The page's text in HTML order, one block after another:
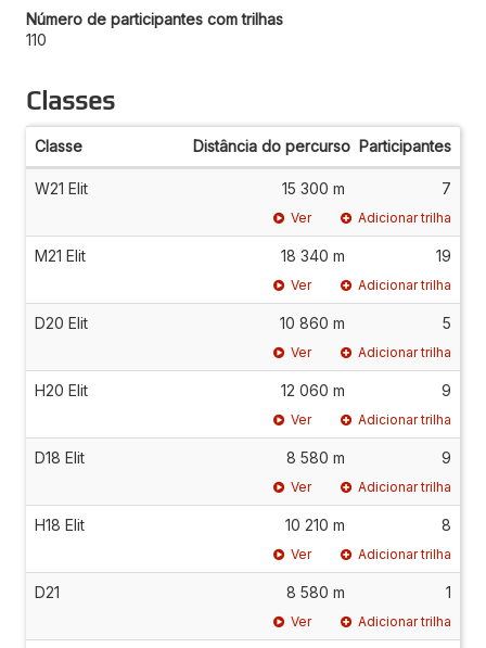
Número de participantes com trilhas
110
Classes
Classe Distância do percurso Participantes
W21 Elit 15 300 m 7
Ver Adicionar trilha
M21 Elit 18 340 m 19
Ver Adicionar trilha
D20 Elit 10 860 m 5
Ver Adicionar trilha
H20 Elit 12 060 m 9
Ver Adicionar trilha
D18 Elit 8 580 m 9
Ver Adicionar trilha
H18 Elit 10 210 m 8
Ver Adicionar trilha
D21 8 580 m 1
Ver Adicionar trilha